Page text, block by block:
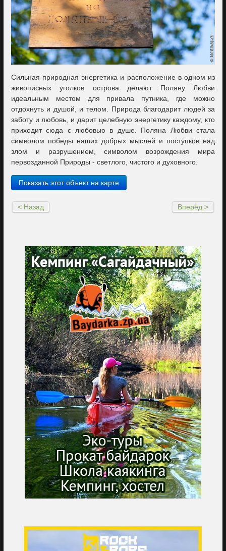
Сильная природная энергетика и расположение в одном из
живописных уголков острова делают Поляну Любви
идеальным местом для привала путника, где можно
отдохнуть и душой, и телом. Природа благодарит людей за
заботу и любовь, и дарит целебную энергетику каждому, кто
приходит сюда с любовью в душе. Поляна Любви стала
символом победы наших добрых мыслей и поступков над
злом и разрушением, символом возрождения мира
первозданной Природы - светлого, чистого и духовного.
Показать этот объект на карте
< Назад Вперёд >